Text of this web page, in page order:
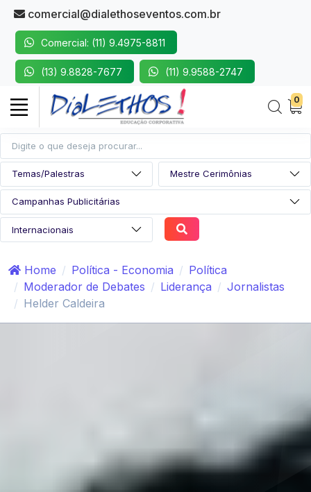
comercial@dialethoseventos.com.br
Comercial: (11) 9.4975-8811
(13) 9.8828-7677 (11) 9.9588-2747
0
Home Política - Economia
Política
Moderador de Debates
Liderança
Jornalistas
Helder Caldeira